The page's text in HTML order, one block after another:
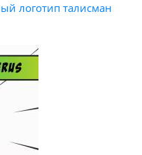
логотип талисман